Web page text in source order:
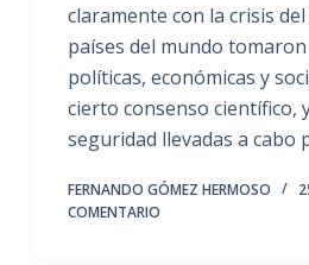
claramente con la crisis del
países del mundo
políticas, económicas y
cierto consenso científico,
seguridad llevadas a cabo
FERNANDO GÓMEZ HERMOSO
COMENTARIO